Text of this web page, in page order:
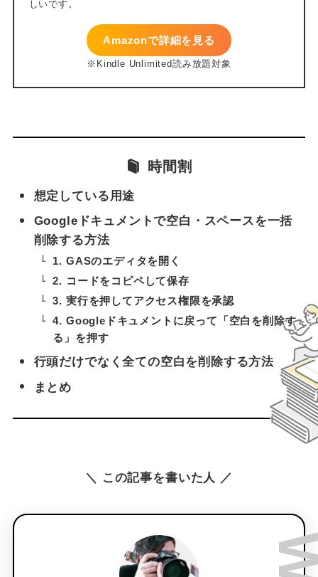
Amazonで詳細を見る
時間割
想定している用途
Googleドキュメントで空白・スペースを一括
削除する方法
1. GASのエディタを開く
2. コードをコピペして保存
3. 実行を押してアクセス権限を承認
4. Googleドキュメントに戻って「空白を削除す
る」を押す
行頭だけでなく全ての空白を削除する方法
まとめ
＼ この記事を書いた人 ／